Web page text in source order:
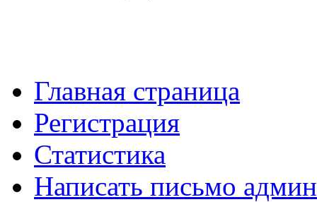
Главная страница
Регистрация
Статистика
Написать письмо